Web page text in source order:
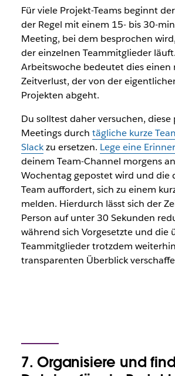
Für viele Projekt-Teams beginnt
der Regel mit einem 15- bis 30-
Meeting, bei dem besprochen
der einzelnen Teammitglieder
Arbeitswoche bedeutet dies einen
Zeitverlust, der von der
Projekten abgeht.
Du solltest daher versuchen, diese
Meetings durch tägliche kurze
Slackzu ersetzen. Lege eine
deinem Team-Channel morgens
Wochentag gepostet wird und die
Team auffordert, sich zu einem
melden. Hierdurch lässt sich der
Person auf unter 30 Sekunden
während sich Vorgesetzte und die
Teammitglieder trotzdem
transparenten Überblick
7. Organisiere und